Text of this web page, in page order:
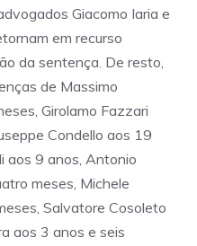
Giacomo Iaria e
em recurso
da sentença. De resto,
de Massimo
Girolamo Fazzari
Condello aos 19
aos 9 anos, Antonio
meses, Michele
Salvatore Cosoleto
aos 3 anos e seis